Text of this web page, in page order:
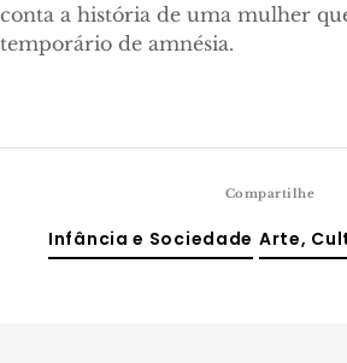
conta a história de uma mulher
temporário de amnésia.
Compartilhe
Infância e Sociedade Arte,